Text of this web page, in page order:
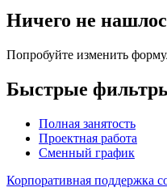
Ничего не
Попробуйте изменить
Быстрые
Полная занятость
Проектная работа
Сменный график
Корпоративная поддержка